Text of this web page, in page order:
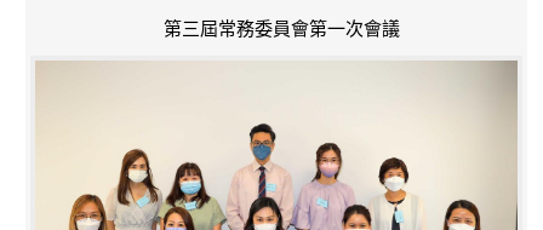
第三屆常務委員會第一次會議